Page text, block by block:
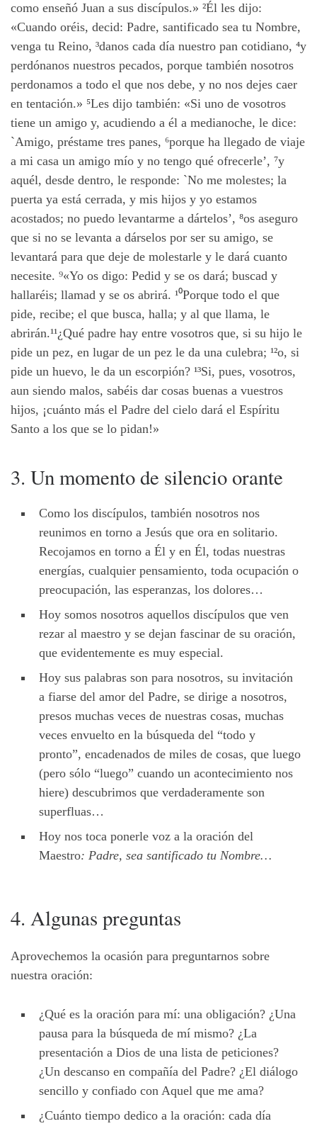
como enseñó Juan a sus discípulos.» ²Él les dijo:
«Cuando oréis, decid: Padre, santificado sea tu Nombre,
venga tu Reino, ³danos cada día nuestro pan cotidiano, ⁴y
perdónanos nuestros pecados, porque también nosotros
perdonamos a todo el que nos debe, y no nos dejes caer
en tentación.» ⁵Les dijo también: «Si uno de vosotros
tiene un amigo y, acudiendo a él a medianoche, le dice:
`Amigo, préstame tres panes, ⁶porque ha llegado de viaje
a mi casa un amigo mío y no tengo qué ofrecerle’, ⁷y
aquél, desde dentro, le responde: `No me molestes; la
puerta ya está cerrada, y mis hijos y yo estamos
acostados; no puedo levantarme a dártelos’, ⁸os aseguro
que si no se levanta a dárselos por ser su amigo, se
levantará para que deje de molestarle y le dará cuanto
necesite. ⁹«Yo os digo: Pedid y se os dará; buscad y
hallaréis; llamad y se os abrirá. ¹⁰Porque todo el que
pide, recibe; el que busca, halla; y al que llama, le
abrirán.¹¹¿Qué padre hay entre vosotros que, si su hijo le
pide un pez, en lugar de un pez le da una culebra; ¹²o, si
pide un huevo, le da un escorpión? ¹³Si, pues, vosotros,
aun siendo malos, sabéis dar cosas buenas a vuestros
hijos, ¡cuánto más el Padre del cielo dará el Espíritu
Santo a los que se lo pidan!»
3. Un momento de silencio orante
Como los discípulos, también nosotros nos
reunimos en torno a Jesús que ora en solitario.
Recojamos en torno a Él y en Él, todas nuestras
energías, cualquier pensamiento, toda ocupación o
preocupación, las esperanzas, los dolores…
Hoy somos nosotros aquellos discípulos que ven
rezar al maestro y se dejan fascinar de su oración,
que evidentemente es muy especial.
Hoy sus palabras son para nosotros, su invitación
a fiarse del amor del Padre, se dirige a nosotros,
presos muchas veces de nuestras cosas, muchas
veces envuelto en la búsqueda del “todo y
pronto”, encadenados de miles de cosas, que luego
(pero sólo “luego” cuando un acontecimiento nos
hiere) descubrimos que verdaderamente son
superfluas…
Hoy nos toca ponerle voz a la oración del
Maestro: Padre, sea santificado tu Nombre…
4. Algunas preguntas
Aprovechemos la ocasión para preguntarnos sobre
nuestra oración:
¿Qué es la oración para mí: una obligación? ¿Una
pausa para la búsqueda de mí mismo? ¿La
presentación a Dios de una lista de peticiones?
¿Un descanso en compañía del Padre? ¿El diálogo
sencillo y confiado con Aquel que me ama?
¿Cuánto tiempo dedico a la oración: cada día